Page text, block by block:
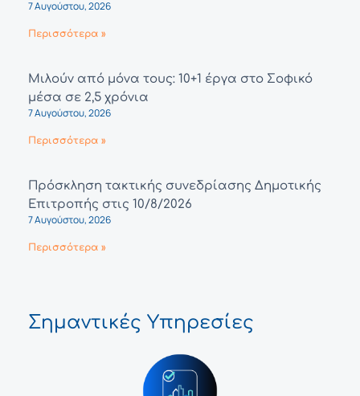
7 Αυγούστου, 2026
Περισσότερα »
Μιλούν από μόνα τους: 10+1 έργα στο Σοφικό
μέσα σε 2,5 χρόνια
7 Αυγούστου, 2026
Περισσότερα »
Πρόσκληση τακτικής συνεδρίασης Δημοτικής
Επιτροπής στις 10/8/2026
7 Αυγούστου, 2026
Περισσότερα »
Σημαντικές Υπηρεσίες